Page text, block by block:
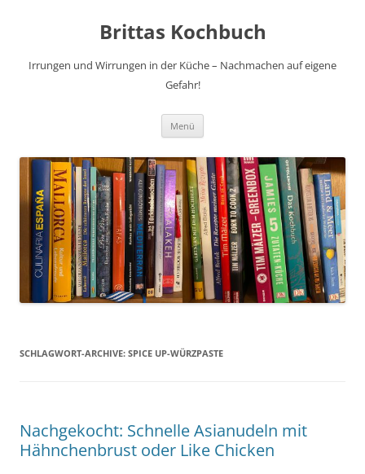
Brittas Kochbuch
Irrungen und Wirrungen in der Küche – Nachmachen auf eigene
Gefahr!
Menü
SCHLAGWORT-ARCHIVE: SPICE UP-WÜRZPASTE
Nachgekocht: Schnelle Asianudeln mit
Hähnchenbrust oder Like Chicken